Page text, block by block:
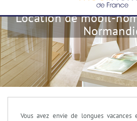
Location de mobil-
Vous avez envie de longues